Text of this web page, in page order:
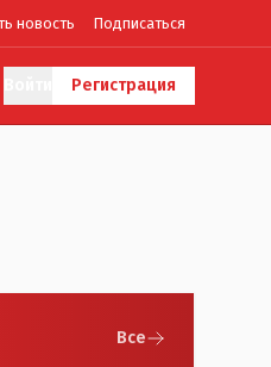
новость Подписаться
Регистрация
Все